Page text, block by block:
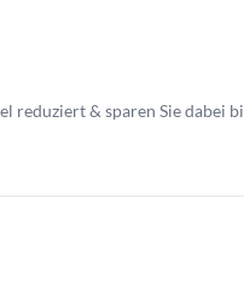
reduziert & sparen Sie dabei